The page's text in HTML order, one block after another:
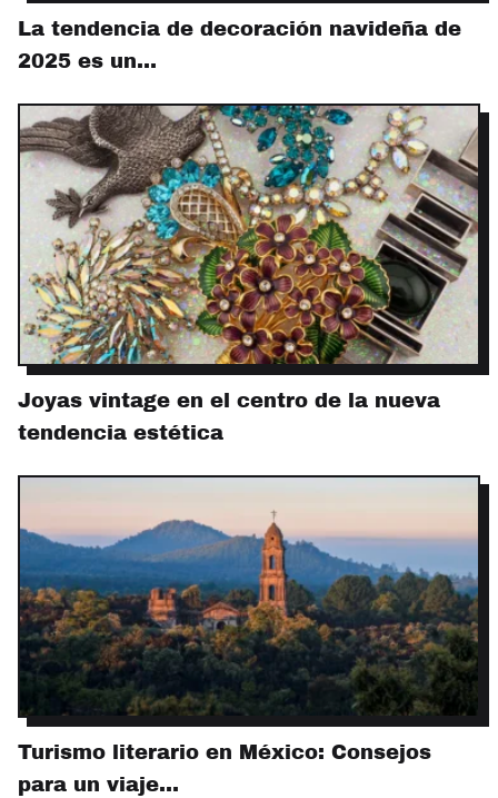
La tendencia de decoración navideña de
2025 es un…
Joyas vintage en el centro de la nueva
tendencia estética
Turismo literario en México: Consejos
para un viaje…